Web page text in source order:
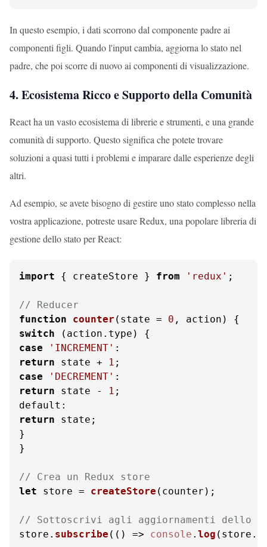
In questo esempio, i dati scorrono dal componente padre ai
componenti figli. Quando l'input cambia, aggiorna lo stato nel
padre, che poi scorre di nuovo ai componenti di visualizzazione.
4. Ecosistema Ricco e Supporto della Comunità
React ha un vasto ecosistema di librerie e strumenti, e una grande
comunità di supporto. Questo significa che potete trovare
soluzioni a quasi tutti i problemi e imparare dalle esperienze degli
altri.
Ad esempio, se avete bisogno di gestire uno stato complesso nella
vostra applicazione, potreste usare Redux, una popolare libreria di
gestione dello stato per React:
import { createStore } from 'redux' ;
// Reducer
function
counter ( state = 0 , action
switch (action. type
case
'INCREMENT'
return state + 1
case
'DECREMENT'
return state - 1
default
return state;
}
}
// Crea un Redux store
let store = createStore (counter);
// Sottoscrivi agli aggiornamenti dello
store. subscribe ( () => console . log (store.